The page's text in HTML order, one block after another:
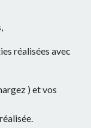
réalisées avec
) et vos